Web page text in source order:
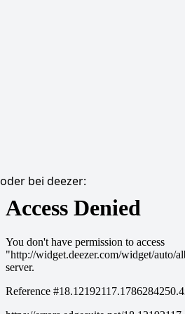
oder bei deezer: